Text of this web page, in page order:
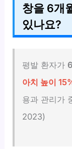
창을 6개
있나요?
평발 환자가
아치 높이
용과 관리가
2023)